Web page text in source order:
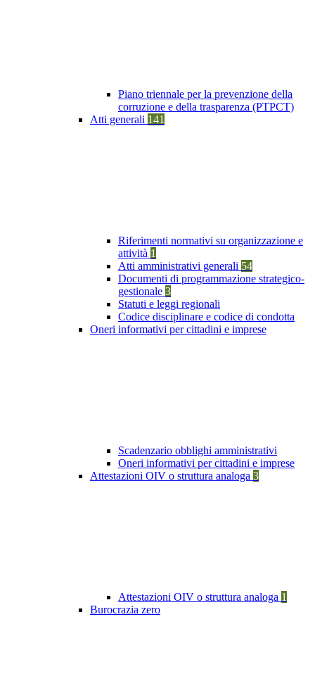
Piano triennale per la prevenzione della
corruzione e della trasparenza (PTPCT)
Atti generali 141
Riferimenti normativi su organizzazione e
attività 1
Atti amministrativi generali 54
Documenti di programmazione strategico-
gestionale 3
Statuti e leggi regionali
Codice disciplinare e codice di condotta
Oneri informativi per cittadini e imprese
Scadenzario obblighi amministrativi
Oneri informativi per cittadini e imprese
Attestazioni OIV o struttura analoga 3
Attestazioni OIV o struttura analoga 1
Burocrazia zero